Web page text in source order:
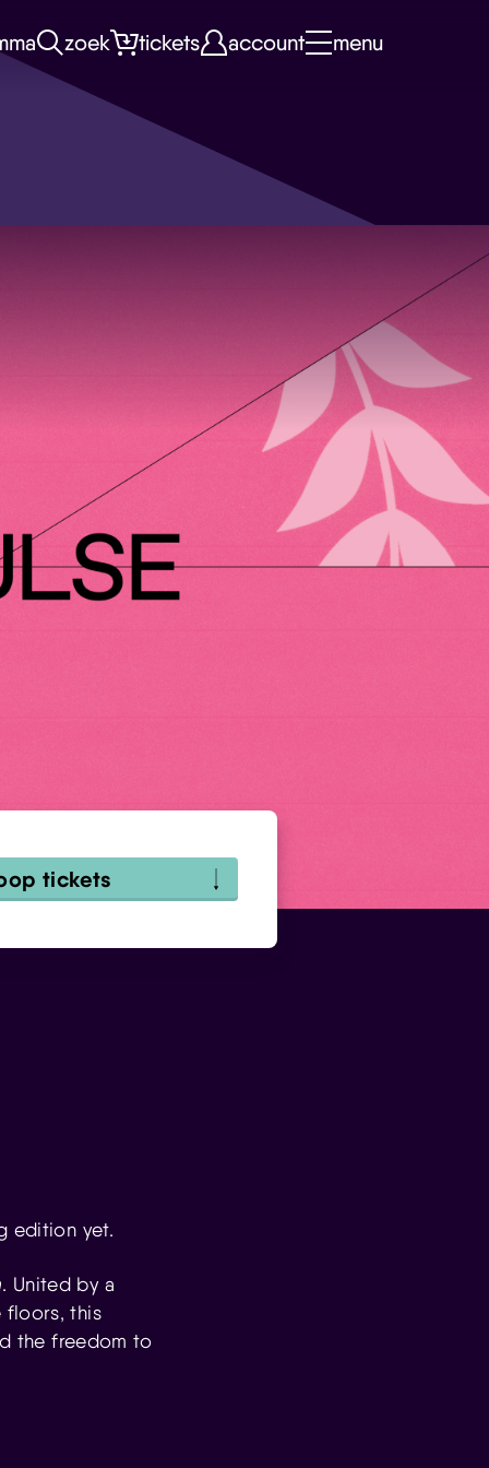
zoek tickets account menu
tickets
edition yet.
United by a
floors, this
the freedom to